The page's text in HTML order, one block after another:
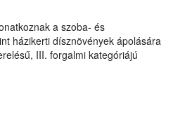
a szoba- és
házikerti dísznövények ápolására
III. forgalmi kategóriájú